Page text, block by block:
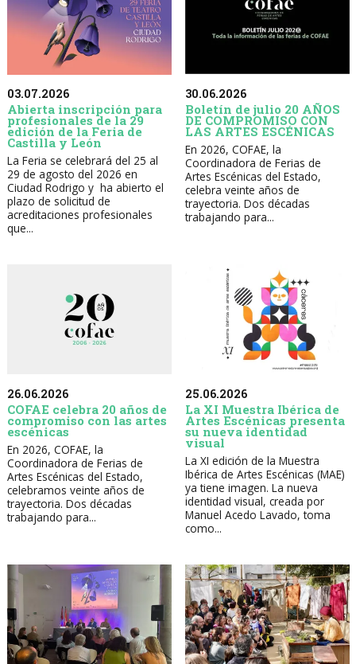
03.07.2026
Abierta inscripción para
profesionales de la 29
edición de la Feria de
Castilla y León
La Feria se celebrará del 25 al
29 de agosto del 2026 en
Ciudad Rodrigo y ha abierto el
plazo de solicitud de
acreditaciones profesionales
que...
30.06.2026
Boletín de julio 20 AÑOS
DE COMPROMISO CON
LAS ARTES ESCÉNICAS
En 2026, COFAE, la
Coordinadora de Ferias de
Artes Escénicas del Estado,
celebra veinte años de
trayectoria. Dos décadas
trabajando para...
26.06.2026
COFAE celebra 20 años de
compromiso con las artes
escénicas
En 2026, COFAE, la
Coordinadora de Ferias de
Artes Escénicas del Estado,
celebramos veinte años de
trayectoria. Dos décadas
trabajando para...
25.06.2026
La XI Muestra Ibérica de
Artes Escénicas presenta
su nueva identidad
visual
La XI edición de la Muestra
Ibérica de Artes Escénicas (MAE)
ya tiene imagen. La nueva
identidad visual, creada por
Manuel Acedo Lavado, toma
como...